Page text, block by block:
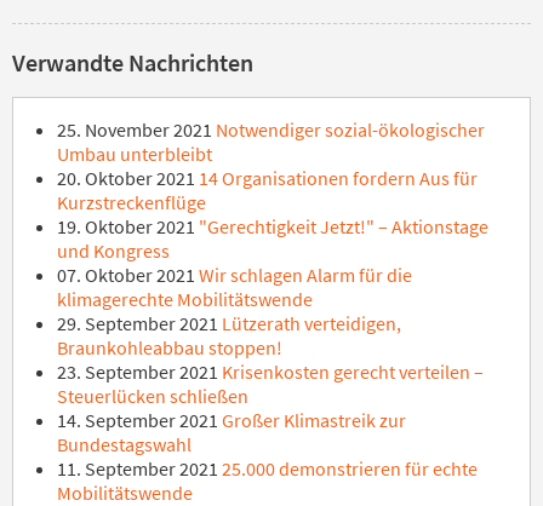
Verwandte Nachrichten
25. November 2021 Notwendiger sozial-ökologischer
Umbau unterbleibt
20. Oktober 2021 14 Organisationen fordern Aus für
Kurzstreckenflüge
19. Oktober 2021 "Gerechtigkeit Jetzt!" – Aktionstage
und Kongress
07. Oktober 2021 Wir schlagen Alarm für die
klimagerechte Mobilitätswende
29. September 2021 Lützerath verteidigen,
Braunkohleabbau stoppen!
23. September 2021 Krisenkosten gerecht verteilen –
Steuerlücken schließen
14. September 2021 Großer Klimastreik zur
Bundestagswahl
11. September 2021 25.000 demonstrieren für echte
Mobilitätswende